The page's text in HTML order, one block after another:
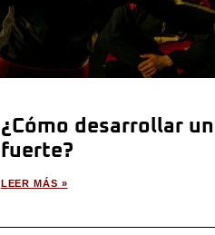
¿Cómo desarrollar
fuerte?
LEER MÁS »